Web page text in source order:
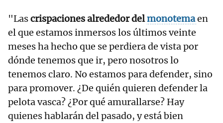
"Lascrispaciones alrededor delmonotemaen
el que estamos inmersos los últimos veinte
meses ha hecho que se perdiera de vista por
dónde tenemos que ir, pero nosotros lo
tenemos claro. No estamos para defender, sino
para promover. ¿De quién quieren defender la
pelota vasca? ¿Por qué amurallarse? Hay
quienes hablarán del pasado, y está bien